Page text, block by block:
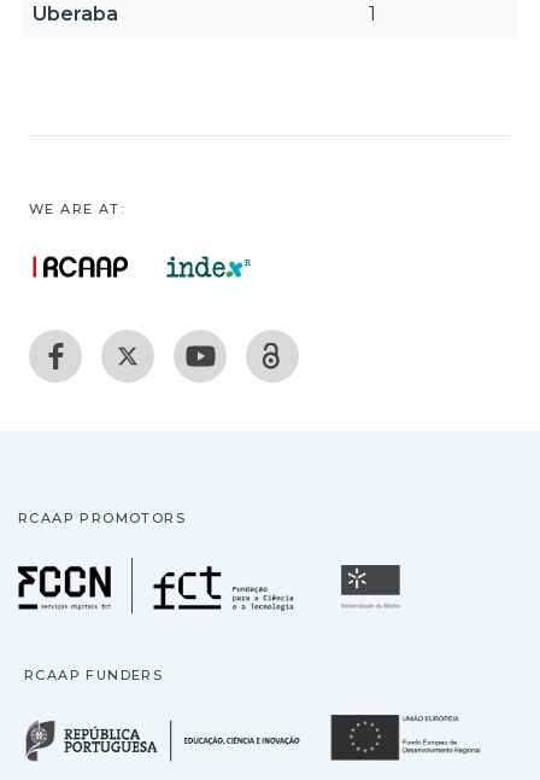
Uberaba 1
WE ARE AT:
RCAAP PROMOTORS
Fundação para a
RCAAP FUNDERS
República Portuguesa